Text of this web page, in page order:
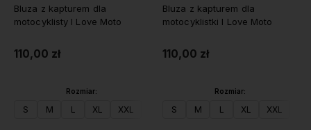
Bluza z kapturem dla
motocyklisty I Love Moto
110,00 zł
Rozmiar:
S M L XL XXL
Bluza z kapturem dla
motocyklistki I Love Moto
110,00 zł
Rozmiar:
S M L XL XXL